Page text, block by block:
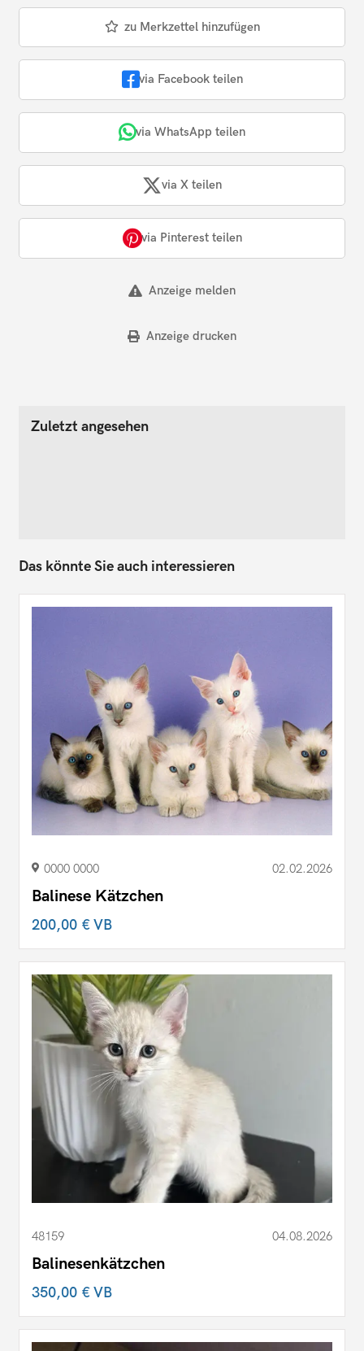
zu Merkzettel hinzufügen
via Facebook teilen
via WhatsApp teilen
via X teilen
via Pinterest teilen
Anzeige melden
Anzeige drucken
Zuletzt angesehen
Das könnte Sie auch interessieren
0000 0000 02.02.2026
Balinese Kätzchen
200,00 €VB
48159 04.08.2026
Balinesenkätzchen
350,00 €VB